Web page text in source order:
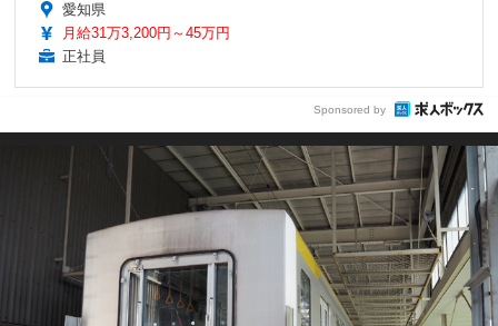
愛知県
月給31万3,200円～45万円
正社員
Sponsored by